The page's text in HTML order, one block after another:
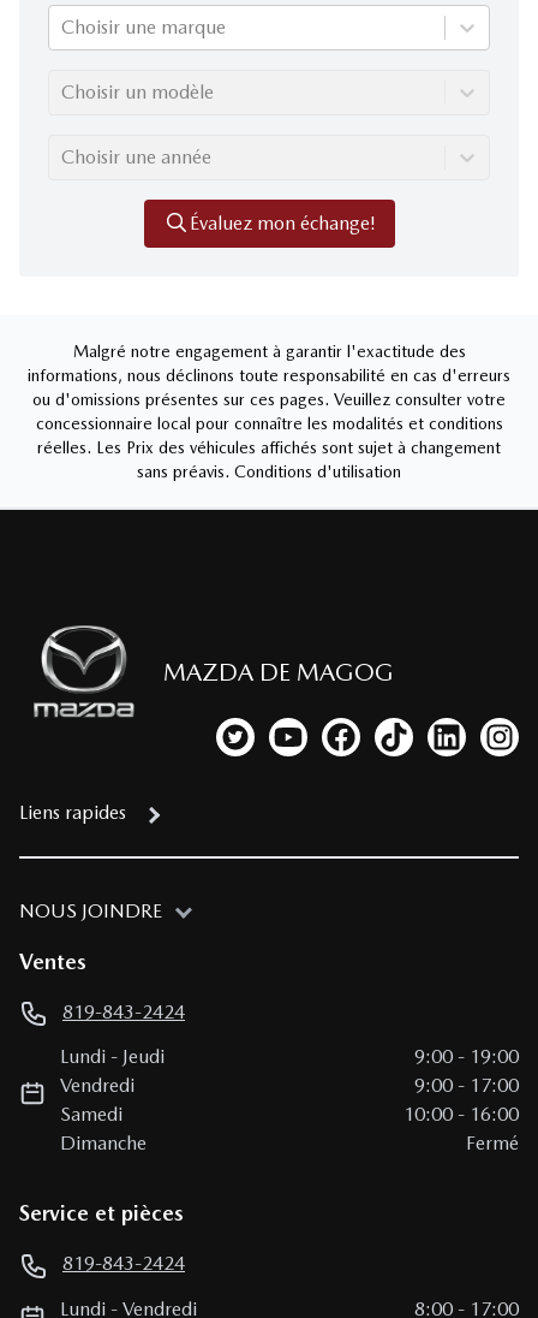
Choisir une marque
Choisir un modèle
Choisir une année
Évaluez mon échange!
Malgré notre engagement à garantir l'exactitude des
informations, nous déclinons toute responsabilité en cas d'erreurs
ou d'omissions présentes sur ces pages. Veuillez consulter votre
concessionnaire local pour connaître les modalités et conditions
réelles. Les Prix des véhicules affichés sont sujet à changement
sans préavis. Conditions d'utilisation
MAZDA DE MAGOG
Lien vers notre compte Twitter
Lien vers notre chaîne
Lien vers notre page
Lien vers notre
Lien vers
Lien
Liens rapides
NOUS JOINDRE
Ventes
819-843-2424
Lundi - Jeudi 9:00 - 19:00
Vendredi
9:00 - 17:00
Samedi
10:00 - 16:00
Dimanche
Fermé
Service et pièces
819-843-2424
Lundi -Vendredi 8:00 - 17:00